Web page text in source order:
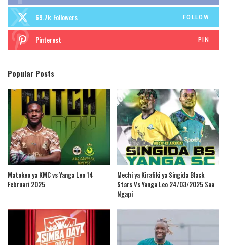
69.7k Followers FOLLOW
Pinterest PIN
Popular Posts
Matokeo ya KMC vs Yanga Leo 14
Februari 2025
Mechi ya Kirafiki ya Singida Black
Stars Vs Yanga Leo 24/03/2025 Saa
Ngapi